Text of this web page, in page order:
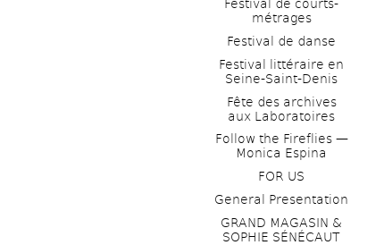
Festival de courts-
métrages
Festival de danse
Festival littéraire en
Seine-Saint-Denis
Fête des archives
aux Laboratoires
Follow the Fireflies —
Monica Espina
FOR US
General Presentation
GRAND MAGASIN &
SOPHIE SÉNÉCAUT